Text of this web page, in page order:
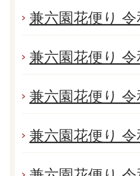
兼六園花便り
兼六園花便り
兼六園花便り
兼六園花便り